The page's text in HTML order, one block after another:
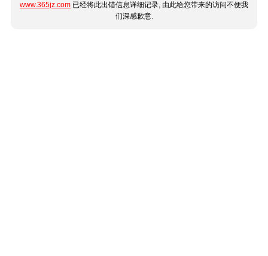
www.365jz.com 已经将此出错信息详细记录, 由此给您带来的访问不便我
们深感歉意.